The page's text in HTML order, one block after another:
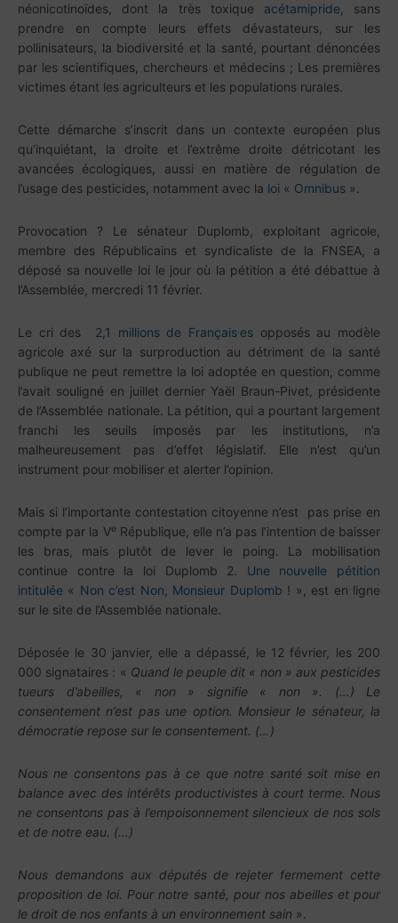
néonicotinoïdes, dont la très toxique acétamipride, sans
prendre en compte leurs effets dévastateurs, sur les
pollinisateurs, la biodiversité et la santé, pourtant dénoncées
par les scientifiques, chercheurs et médecins ; Les premières
victimes étant les agriculteurs et les populations rurales.
Cette démarche s’inscrit dans un contexte européen plus
qu’inquiétant, la droite et l’extrême droite détricotant les
avancées écologiques, aussi en matière de régulation de
l’usage des pesticides, notamment avec la loi « Omnibus ».
Provocation ? Le sénateur Duplomb, exploitant agricole,
membre des Républicains et syndicaliste de la FNSEA, a
déposé sa nouvelle loi le jour où la pétition a été débattue à
l’Assemblée, mercredi 11 février.
Le cri des 2,1 millions de Français.esopposés au modèle
agricole axé sur la surproduction au détriment de la santé
publique ne peut remettre la loi adoptée en question, comme
l’avait souligné en juillet dernier Yaël Braun-Pivet, présidente
de l’Assemblée nationale. La pétition, qui a pourtant largement
franchi les seuils imposés par les institutions, n’a
malheureusement pas d’effet législatif. Elle n’est qu’un
instrument pour mobiliser et alerter l’opinion.
Mais si l’importante contestation citoyenne n’est pas prise en
compte par la VeRépublique, elle n’a pas l’intention de baisser
les bras, mais plutôt de lever le poing. La mobilisation
continue contre la loi Duplomb 2. Une nouvelle pétition
intitulée « Non c’est Non, Monsieur Duplomb ! », est en ligne
sur le site de l’Assemblée nationale.
Déposée le 30 janvier, elle a dépassé, le 12 février, les 200
000 signataires : « Quand le peuple dit « non » aux pesticides
tueurs d’abeilles, « non » signifie « non ». (…) Le
consentement n’est pas une option. Monsieur le sénateur, la
démocratie repose sur le consentement. (…)
Nous ne consentons pas à ce que notre santé soit mise en
balance avec des intérêts productivistes à court terme. Nous
ne consentons pas à l’empoisonnement silencieux de nos sols
et de notre eau. (…)
Nous demandons aux députés de rejeter fermement cette
proposition de loi. Pour notre santé, pour nos abeilles et pour
le droit de nos enfants à un environnement sain ».